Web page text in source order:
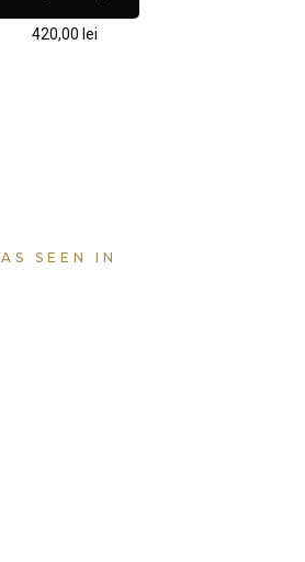
420,00 lei
AS SEEN IN